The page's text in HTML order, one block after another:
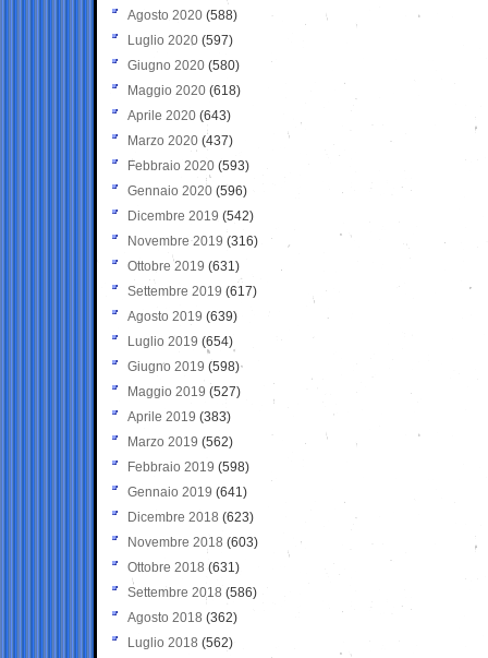
Agosto 2020 (588)
Luglio 2020 (597)
Giugno 2020 (580)
Maggio 2020 (618)
Aprile 2020 (643)
Marzo 2020 (437)
Febbraio 2020 (593)
Gennaio 2020 (596)
Dicembre 2019 (542)
Novembre 2019 (316)
Ottobre 2019 (631)
Settembre 2019 (617)
Agosto 2019 (639)
Luglio 2019 (654)
Giugno 2019 (598)
Maggio 2019 (527)
Aprile 2019 (383)
Marzo 2019 (562)
Febbraio 2019 (598)
Gennaio 2019 (641)
Dicembre 2018 (623)
Novembre 2018 (603)
Ottobre 2018 (631)
Settembre 2018 (586)
Agosto 2018 (362)
Luglio 2018 (562)